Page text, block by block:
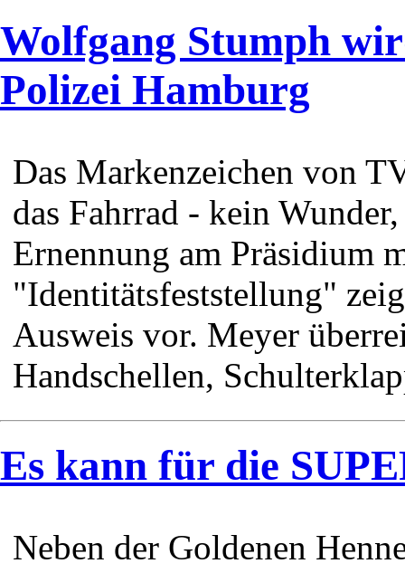
Wolfgang Stumph
Polizei Hamburg
Das Markenzeichen von
das Fahrrad - kein
Ernennung am Präsidium
"Identitätsfeststellung"
Ausweis vor. Meyer
Handschellen,
Es kann für die
Neben der Goldenen